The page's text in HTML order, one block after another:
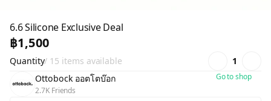
6.6 Silicone Exclusive Deal
฿1,500
Quantity/ 15 items available
1
Ottobock ออตโตบ๊อก
2.7K Friends
Go to shop